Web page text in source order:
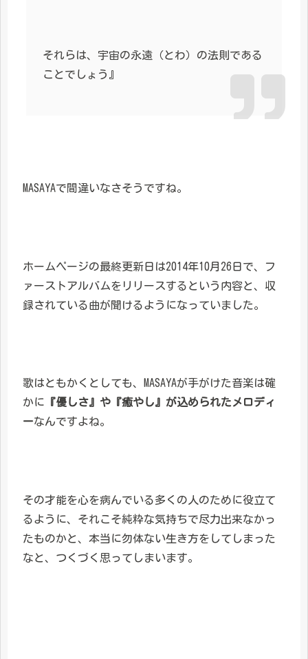
それらは、宇宙の永遠（とわ）の法則である
ことでしょう』
MASAYAで間違いなさそうですね。
ホームページの最終更新日は2014年10月26日で、フ
ァーストアルバムをリリースするという内容と、収
録されている曲が聞けるようになっていました。
歌はともかくとしても、MASAYAが手がけた音楽は確
かに 『優しさ』や『癒やし』が込められたメロディ
ーなんですよね。
その才能を心を病んでいる多くの人のために役立て
るように、それこそ純粋な気持ちで尽力出来なかっ
たものかと、本当に勿体ない生き方をしてしまった
なと、つくづく思ってしまいます。